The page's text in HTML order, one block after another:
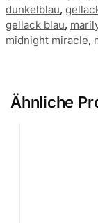
dunkelblau,
gellack blau,
midnight miracle,
Ähnliche